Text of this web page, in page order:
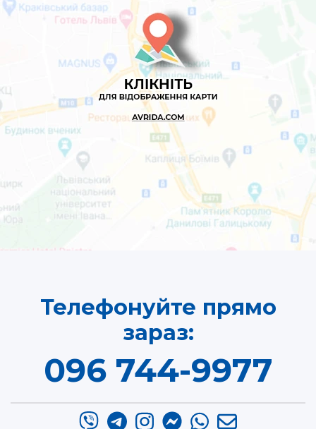
Телефонуйте прямо
зараз:
096 744-9977